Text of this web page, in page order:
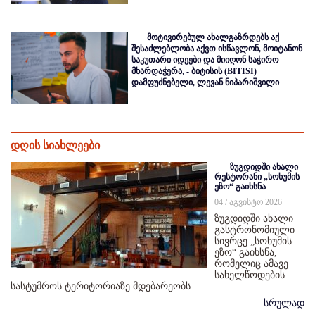
მოტივირებულ ახალგაზრდებს აქ
შესაძლებლობა აქვთ ისწავლონ, მოიტანონ
საკუთარი იდეები და მიიღონ საჭირო
მხარდაჭერა, - ბიტისის (BITISI)
დამფუძნებელი, ლევან ნიპარიშვილი
დღის სიახლეები
ზუგდიდში ახალი
რესტორანი „სოხუმის
ეზო“ გაიხსნა
04 / აგვისტო 2026
ზუგდიდში ახალი
გასტრონომიული
სივრცე „სოხუმის
ეზო“ გაიხსნა,
რომელიც ამავე
სახელწოდების
სასტუმროს ტერიტორიაზე მდებარეობს.
სრულად